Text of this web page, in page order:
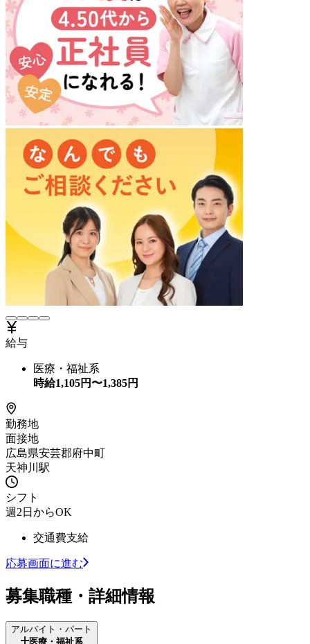
給与
医療・福祉系
時給1,105円〜1,385円
勤務地
面接地
広島県安芸郡府中町
天神川駅
シフト
週2日からOK
交通費支給
応募画面に進む
募集職種・詳細情報
アルバイト・パート
医療・福祉系